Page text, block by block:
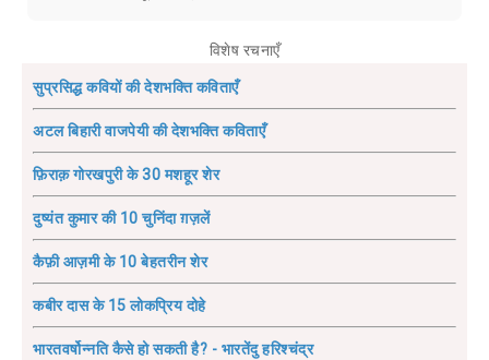
विशेष रचनाएँ
सुप्रसिद्ध कवियों की देशभक्ति कविताएँ
अटल बिहारी वाजपेयी की देशभक्ति कविताएँ
फ़िराक़ गोरखपुरी के 30 मशहूर शेर
दुष्यंत कुमार की 10 चुनिंदा ग़ज़लें
कैफ़ी आज़मी के 10 बेहतरीन शेर
कबीर दास के 15 लोकप्रिय दोहे
भारतवर्षोन्नति कैसे हो सकती है? - भारतेंदु हरिश्चंद्र